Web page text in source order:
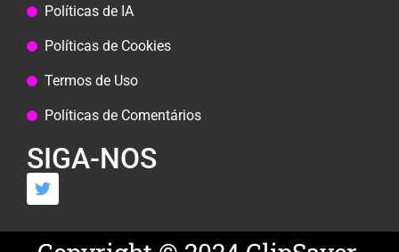
Políticas de IA
Políticas de Cookies
Termos de Uso
Políticas de Comentários
SIGA-NOS